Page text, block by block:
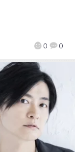
0 0